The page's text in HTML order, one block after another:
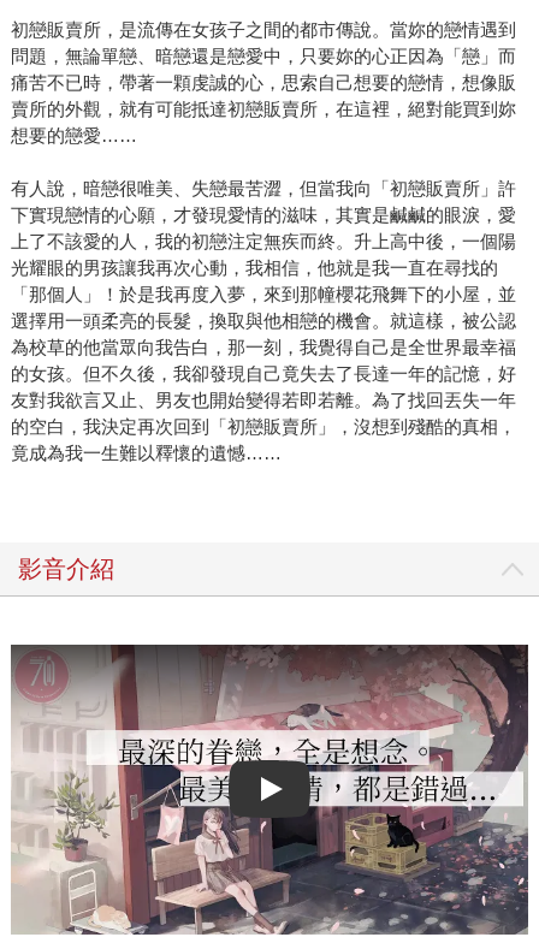
初戀販賣所，是流傳在女孩子之間的都市傳說。當妳的戀情遇到
問題，無論單戀、暗戀還是戀愛中，只要妳的心正因為「戀」而
痛苦不已時，帶著一顆虔誠的心，思索自己想要的戀情，想像販
賣所的外觀，就有可能抵達初戀販賣所，在這裡，絕對能買到妳
想要的戀愛……
有人說，暗戀很唯美、失戀最苦澀，但當我向「初戀販賣所」許
下實現戀情的心願，才發現愛情的滋味，其實是鹹鹹的眼淚，愛
上了不該愛的人，我的初戀注定無疾而終。升上高中後，一個陽
光耀眼的男孩讓我再次心動，我相信，他就是我一直在尋找的
「那個人」！於是我再度入夢，來到那幢櫻花飛舞下的小屋，並
選擇用一頭柔亮的長髮，換取與他相戀的機會。就這樣，被公認
為校草的他當眾向我告白，那一刻，我覺得自己是全世界最幸福
的女孩。但不久後，我卻發現自己竟失去了長達一年的記憶，好
友對我欲言又止、男友也開始變得若即若離。為了找回丟失一年
的空白，我決定再次回到「初戀販賣所」，沒想到殘酷的真相，
竟成為我一生難以釋懷的遺憾……
影音介紹
Play video